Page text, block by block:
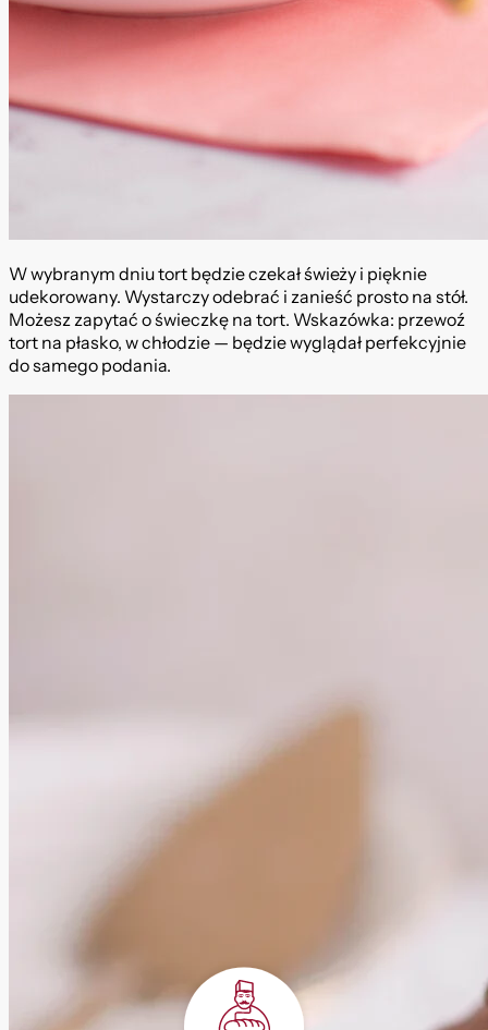
W wybranym dniu tort będzie czekał świeży i pięknie
udekorowany. Wystarczy odebrać i zanieść prosto na stół.
Możesz zapytać o świeczkę na tort. Wskazówka: przewoź
tort na płasko, w chłodzie — będzie wyglądał perfekcyjnie
do samego podania.